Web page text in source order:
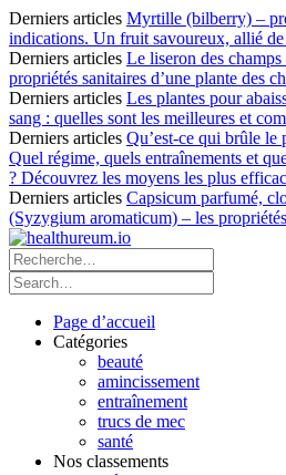
Derniers articles Myrtille (bilberry) –
indications. Un fruit savoureux, allié
Derniers articles Le liseron des
propriétés sanitaires d’une plante des
Derniers articles Les plantes pour
sang : quelles sont les meilleures et
Derniers articles Qu’est-ce qui brûle le
Quel régime, quels entraînements et
? Découvrez les moyens les plus
Derniers articles Capsicum parfumé,
(Syzygium aromaticum) – les
Page d’accueil
Catégories
beauté
amincissement
entraînement
trucs de mec
santé
Nos classements